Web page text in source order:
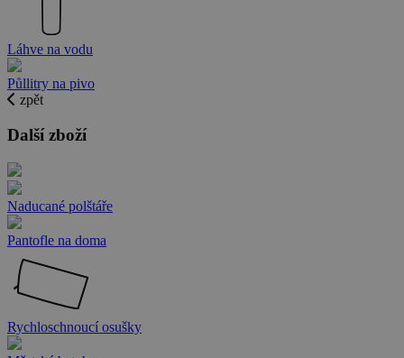
Láhve na vodu
Půllitry na pivo
zpět
Další zboží
Naducané polštáře
Pantofle na doma
Rychloschnoucí osušky